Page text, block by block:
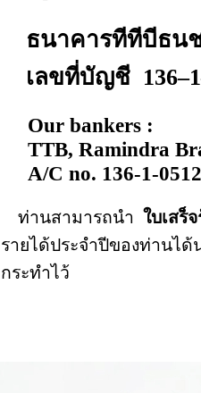
ธนาคารทีทีบีธน
เลขที่บัญชี 136–1
Our bankers :
TTB, Ramindra
A/C no. 136-1-
ท่านสามารถนำใบเสร็
รายได้ประจำปีของท่านไ
กระทำไว้